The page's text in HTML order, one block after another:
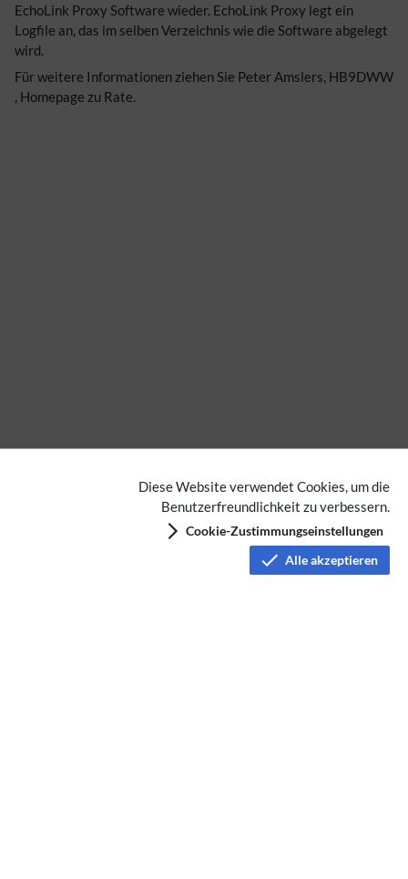
Diese Website verwendet Cookies, um die
Benutzerfreundlichkeit zu verbessern.
Cookie-Zustimmungseinstellungen
Alle akzeptieren
EchoLink Proxy Software wieder. EchoLink Proxy legt ein
Logfile an, das im selben Verzeichnis wie die Software abgelegt
wird.
Für weitere Informationen ziehen Sie Peter Amslers, HB9DWW
, Homepage zu Rate.